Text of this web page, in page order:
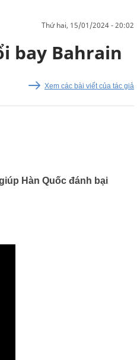
thứ hai, 15/01/2024 - 20:02
bay Bahrain
Xem các bài viết của tác giả
Hàn Quốc đánh bại